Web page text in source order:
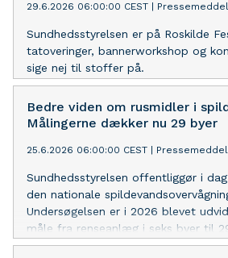
29.6.2026 06:00:00 CEST
Sundhedsstyrelsen er på Roskilde
tatoveringer, bannerworkshop og
sige nej til stoffer på.
Bedre viden om rusmidler i
Målingerne dækker nu 29 byer
25.6.2026 06:00:00 CEST
Sundhedsstyrelsen offentliggør i
den nationale
Undersøgelsen er i 2026 blevet
måle fra renseanlæg i seks byer til
nu målinger på fentanyl.